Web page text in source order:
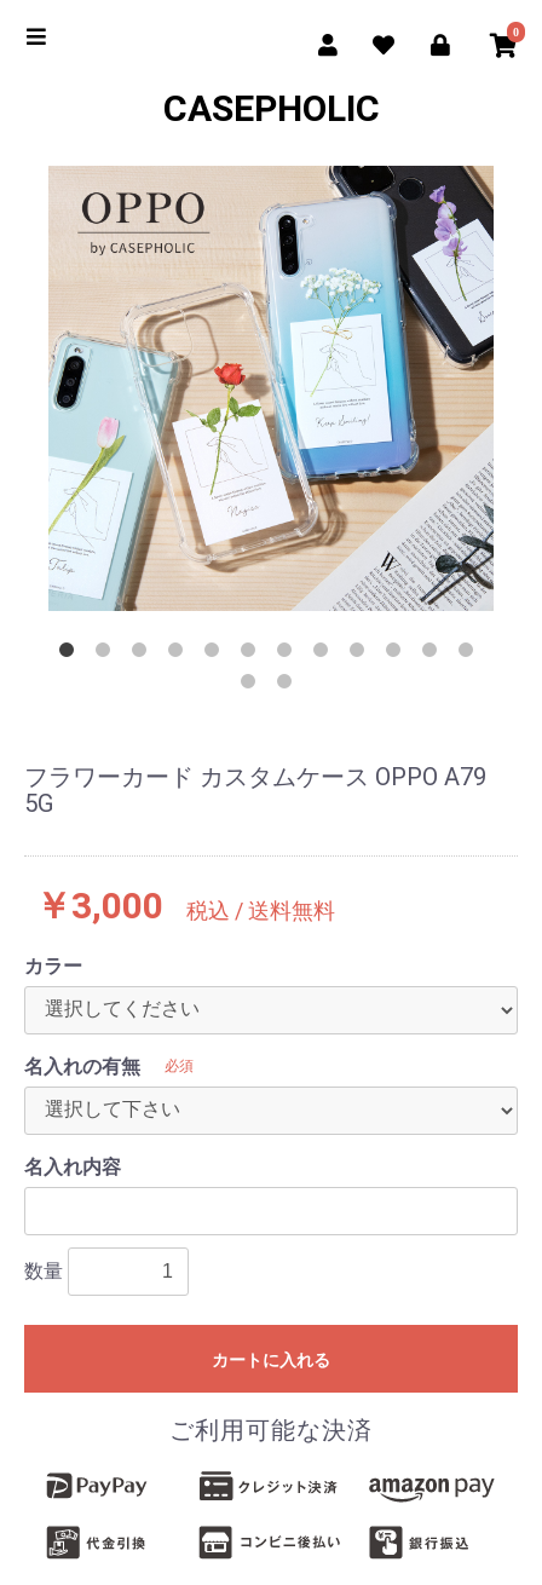
0
CASEPHOLIC
フラワーカード カスタムケース OPPO A79
5G
￥3,000 税込 / 送料無料
カラー
名入れの有無 必須
名入れ内容
数量
カートに入れる
ご利用可能な決済